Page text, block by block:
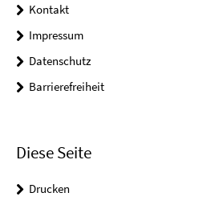
Kontakt
Impressum
Datenschutz
Barrierefreiheit
Diese Seite
Drucken